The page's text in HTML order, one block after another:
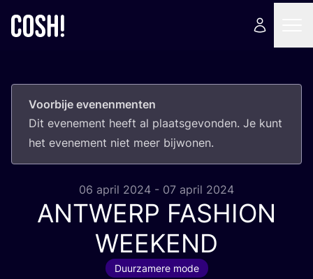
Voorbije evenenmenten
Dit eve­ne­ment heeft al plaats­ge­von­den. Je kunt
het eve­ne­ment niet meer bijwonen.
06 april 2024 - 07 april 2024
ANTWERP FASHION
WEEKEND
Duurzamere mode